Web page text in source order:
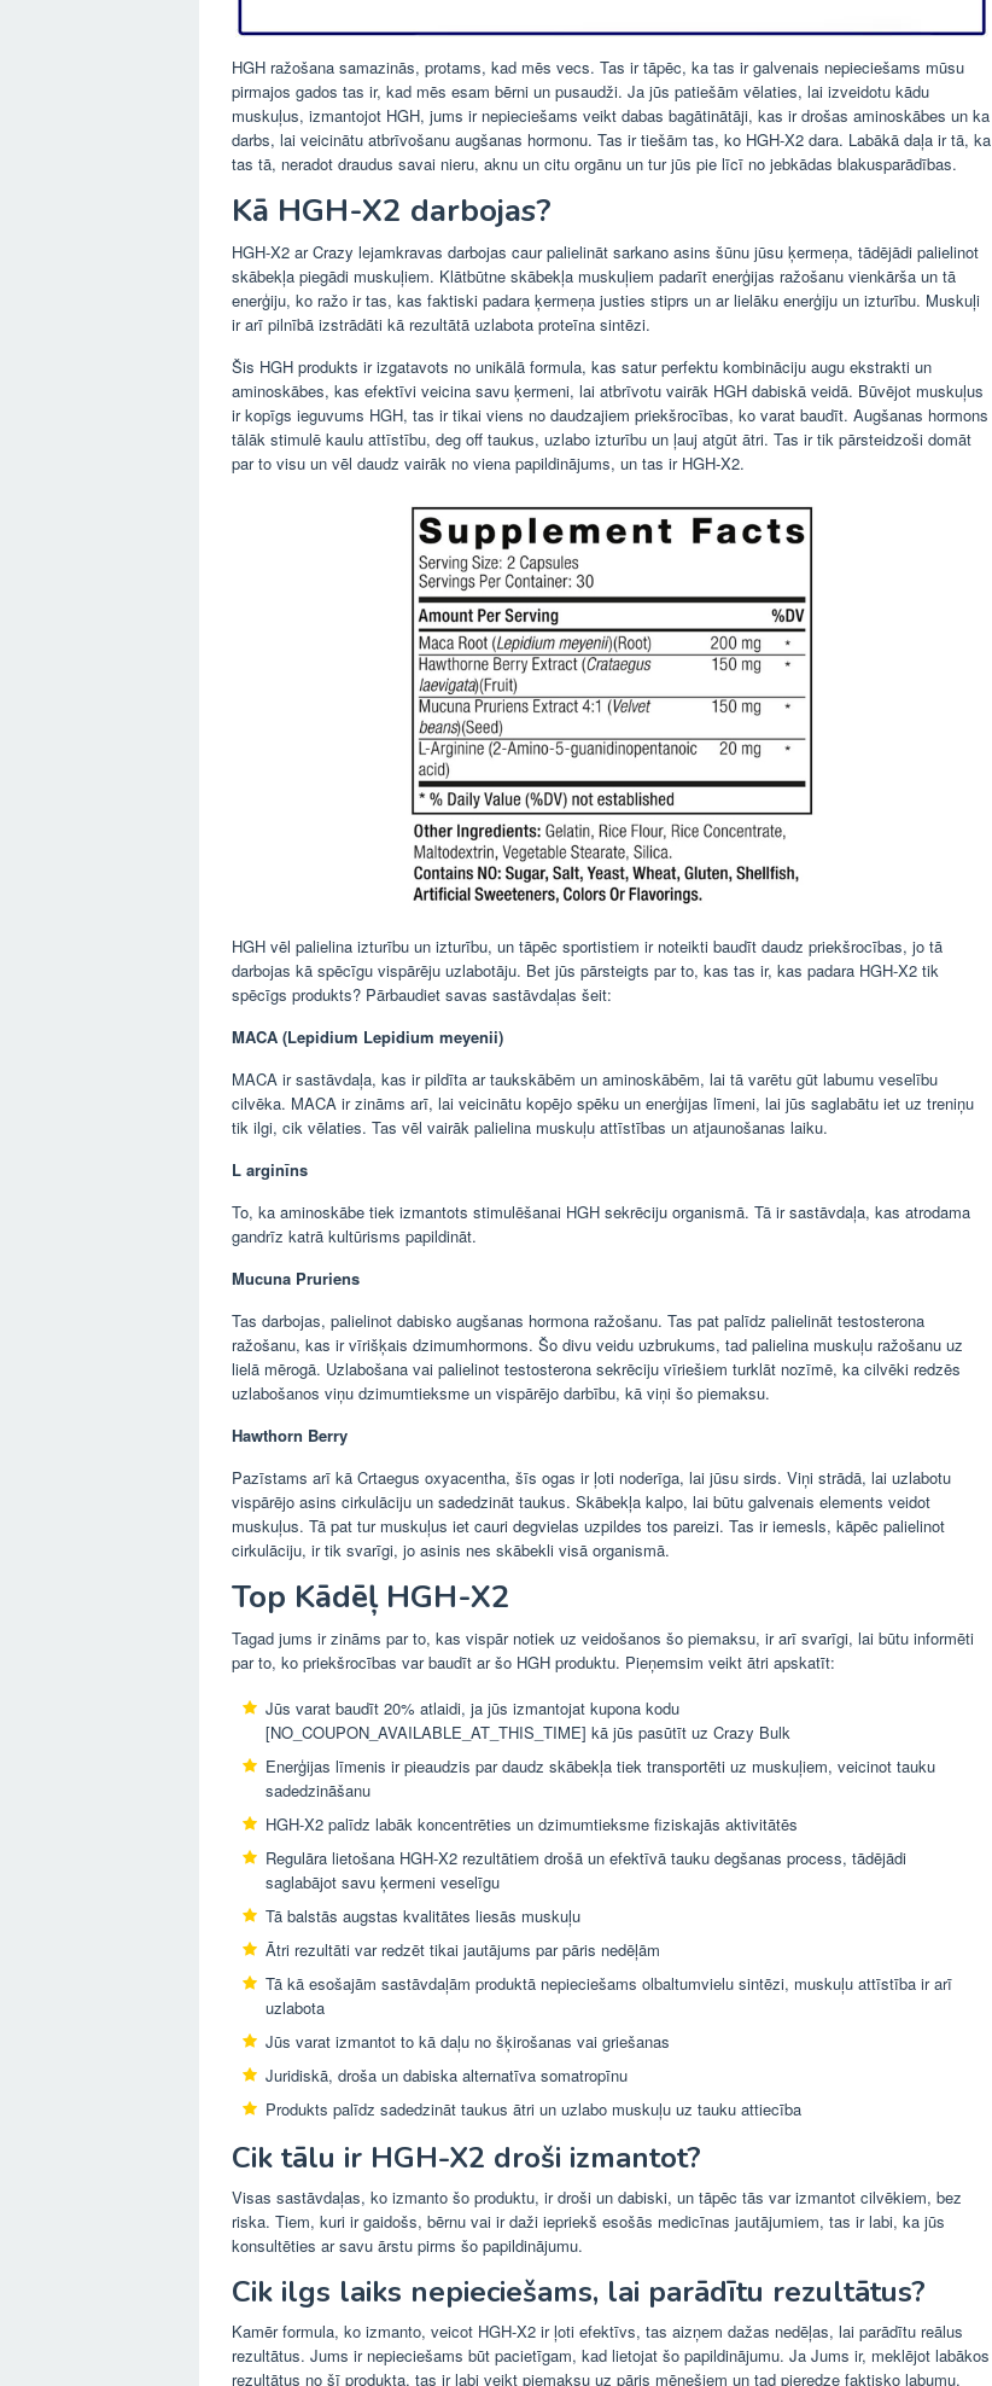
HGH ražošana samazinās, protams, kad mēs vecs. Tas ir tāpēc, ka tas ir galvenais nepieciešams mūsu
pirmajos gados tas ir, kad mēs esam bērni un pusaudži. Ja jūs patiešām vēlaties, lai izveidotu kādu
muskuļus, izmantojot HGH, jums ir nepieciešams veikt dabas bagātinātāji, kas ir drošas aminoskābes un ka
darbs, lai veicinātu atbrīvošanu augšanas hormonu. Tas ir tiešām tas, ko HGH-X2 dara. Labākā daļa ir tā, ka
tas tā, neradot draudus savai nieru, aknu un citu orgānu un tur jūs pie līcī no jebkādas blakusparādības.
Kā HGH-X2 darbojas?
HGH-X2 ar Crazy lejamkravas darbojas caur palielināt sarkano asins šūnu jūsu ķermeņa, tādējādi palielinot
skābekļa piegādi muskuļiem. Klātbūtne skābekļa muskuļiem padarīt enerģijas ražošanu vienkārša un tā
enerģiju, ko ražo ir tas, kas faktiski padara ķermeņa justies stiprs un ar lielāku enerģiju un izturību. Muskuļi
ir arī pilnībā izstrādāti kā rezultātā uzlabota proteīna sintēzi.
Šis HGH produkts ir izgatavots no unikālā formula, kas satur perfektu kombināciju augu ekstrakti un
aminoskābes, kas efektīvi veicina savu ķermeni, lai atbrīvotu vairāk HGH dabiskā veidā. Būvējot muskuļus
ir kopīgs ieguvums HGH, tas ir tikai viens no daudzajiem priekšrocības, ko varat baudīt. Augšanas hormons
tālāk stimulē kaulu attīstību, deg off taukus, uzlabo izturību un ļauj atgūt ātri. Tas ir tik pārsteidzoši domāt
par to visu un vēl daudz vairāk no viena papildinājums, un tas ir HGH-X2.
HGH vēl palielina izturību un izturību, un tāpēc sportistiem ir noteikti baudīt daudz priekšrocības, jo tā
darbojas kā spēcīgu vispārēju uzlabotāju. Bet jūs pārsteigts par to, kas tas ir, kas padara HGH-X2 tik
spēcīgs produkts? Pārbaudiet savas sastāvdaļas šeit:
MACA (Lepidium Lepidium meyenii)
MACA ir sastāvdaļa, kas ir pildīta ar taukskābēm un aminoskābēm, lai tā varētu gūt labumu veselību
cilvēka. MACA ir zināms arī, lai veicinātu kopējo spēku un enerģijas līmeni, lai jūs saglabātu iet uz treniņu
tik ilgi, cik vēlaties. Tas vēl vairāk palielina muskuļu attīstības un atjaunošanas laiku.
L arginīns
To, ka aminoskābe tiek izmantots stimulēšanai HGH sekrēciju organismā. Tā ir sastāvdaļa, kas atrodama
gandrīz katrā kultūrisms papildināt.
Mucuna Pruriens
Tas darbojas, palielinot dabisko augšanas hormona ražošanu. Tas pat palīdz palielināt testosterona
ražošanu, kas ir vīrišķais dzimumhormons. Šo divu veidu uzbrukums, tad palielina muskuļu ražošanu uz
lielā mērogā. Uzlabošana vai palielinot testosterona sekrēciju vīriešiem turklāt nozīmē, ka cilvēki redzēs
uzlabošanos viņu dzimumtieksme un vispārējo darbību, kā viņi šo piemaksu.
Hawthorn Berry
Pazīstams arī kā Crtaegus oxyacentha, šīs ogas ir ļoti noderīga, lai jūsu sirds. Viņi strādā, lai uzlabotu
vispārējo asins cirkulāciju un sadedzināt taukus. Skābekļa kalpo, lai būtu galvenais elements veidot
muskuļus. Tā pat tur muskuļus iet cauri degvielas uzpildes tos pareizi. Tas ir iemesls, kāpēc palielinot
cirkulāciju, ir tik svarīgi, jo asinis nes skābekli visā organismā.
Top Kādēļ HGH-X2
Tagad jums ir zināms par to, kas vispār notiek uz veidošanos šo piemaksu, ir arī svarīgi, lai būtu informēti
par to, ko priekšrocības var baudīt ar šo HGH produktu. Pieņemsim veikt ātri apskatīt:
Jūs varat baudīt 20% atlaidi, ja jūs izmantojat kupona kodu
[NO_COUPON_AVAILABLE_AT_THIS_TIME] kā jūs pasūtīt uz Crazy Bulk
Enerģijas līmenis ir pieaudzis par daudz skābekļa tiek transportēti uz muskuļiem, veicinot tauku
sadedzināšanu
HGH-X2 palīdz labāk koncentrēties un dzimumtieksme fiziskajās aktivitātēs
Regulāra lietošana HGH-X2 rezultātiem drošā un efektīvā tauku degšanas process, tādējādi
saglabājot savu ķermeni veselīgu
Tā balstās augstas kvalitātes liesās muskuļu
Ātri rezultāti var redzēt tikai jautājums par pāris nedēļām
Tā kā esošajām sastāvdaļām produktā nepieciešams olbaltumvielu sintēzi, muskuļu attīstība ir arī
uzlabota
Jūs varat izmantot to kā daļu no šķirošanas vai griešanas
Juridiskā, droša un dabiska alternatīva somatropīnu
Produkts palīdz sadedzināt taukus ātri un uzlabo muskuļu uz tauku attiecība
Cik tālu ir HGH-X2 droši izmantot?
Visas sastāvdaļas, ko izmanto šo produktu, ir droši un dabiski, un tāpēc tās var izmantot cilvēkiem, bez
riska. Tiem, kuri ir gaidošs, bērnu vai ir daži iepriekš esošās medicīnas jautājumiem, tas ir labi, ka jūs
konsultēties ar savu ārstu pirms šo papildinājumu.
Cik ilgs laiks nepieciešams, lai parādītu rezultātus?
Kamēr formula, ko izmanto, veicot HGH-X2 ir ļoti efektīvs, tas aizņem dažas nedēļas, lai parādītu reālus
rezultātus. Jums ir nepieciešams būt pacietīgam, kad lietojat šo papildinājumu. Ja Jums ir, meklējot labākos
rezultātus no šī produkta, tas ir labi veikt piemaksu uz pāris mēnešiem un tad pieredze faktisko labumu.